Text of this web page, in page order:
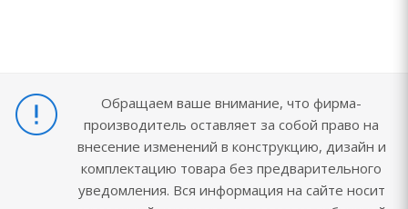
Обращаем ваше внимание, что фирма-
производитель оставляет за собой право на
внесение изменений в конструкцию, дизайн и
комплектацию товара без предварительного
уведомления. Вся информация на сайте носит